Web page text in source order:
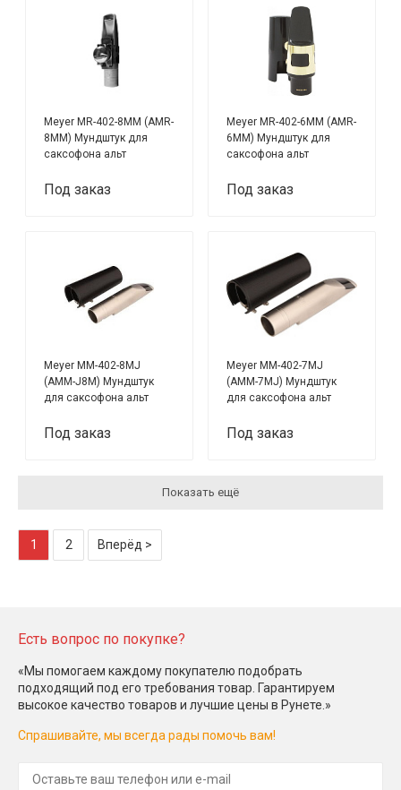
Meyer MR-402-8MM (AMR-
8MM) Мундштук для
саксофона альт
Под заказ
Meyer MR-402-6MM (AMR-
6MM) Мундштук для
саксофона альт
Под заказ
Meyer MM-402-8MJ
(AMM-J8M) Мундштук
для саксофона альт
Под заказ
Meyer MM-402-7MJ
(AMM-7MJ) Мундштук
для саксофона альт
Под заказ
Показать ещё
1 2 Вперёд >
Есть вопрос по покупке?
«Мы помогаем каждому покупателю подобрать
подходящий под его требования товар. Гарантируем
высокое качество товаров и лучшие цены в Рунете.»
Спрашивайте, мы всегда рады помочь вам!